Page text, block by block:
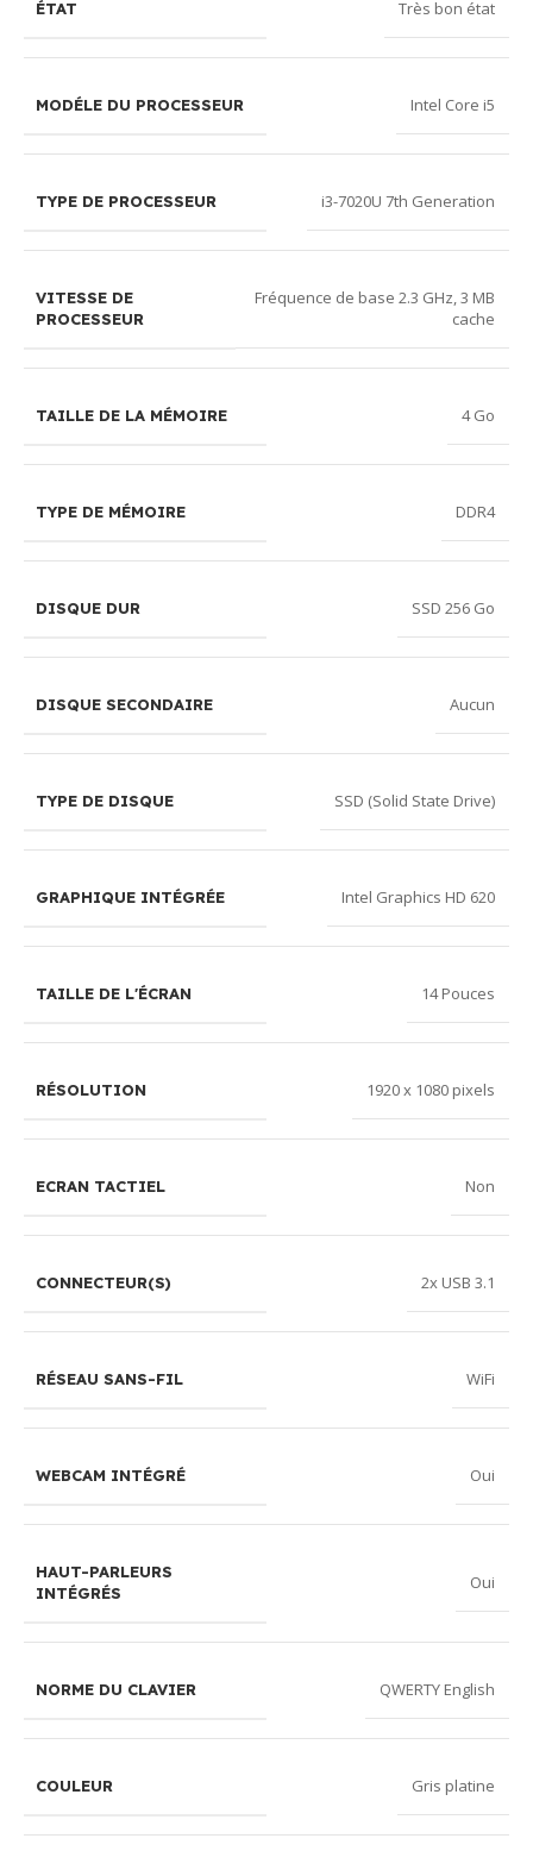
ÉTAT Très bon état
MODÉLE DU PROCESSEUR Intel Core i5
TYPE DE PROCESSEUR i3-7020U 7th Generation
VITESSE DE
PROCESSEUR
Fréquence de base 2.3 GHz, 3 MB
cache
TAILLE DE LA MÉMOIRE 4 Go
TYPE DE MÉMOIRE DDR4
DISQUE DUR SSD 256 Go
DISQUE SECONDAIRE Aucun
TYPE DE DISQUE SSD (Solid State Drive)
GRAPHIQUE INTÉGRÉE Intel Graphics HD 620
TAILLE DE L'ÉCRAN 14 Pouces
RÉSOLUTION 1920 x 1080 pixels
ECRAN TACTIEL Non
CONNECTEUR(S) 2x USB 3.1
RÉSEAU SANS-FIL WiFi
WEBCAM INTÉGRÉ Oui
HAUT-PARLEURS
INTÉGRÉS
Oui
NORME DU CLAVIER QWERTY English
COULEUR Gris platine